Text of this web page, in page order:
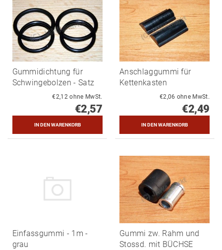
Gummidichtung für
Schwingebolzen - Satz
€2,12 ohne MwSt.
€2,57
Anschlaggummi für
Kettenkasten
€2,06 ohne MwSt.
€2,49
Einfassgummi - 1m -
grau
Gummi zw. Rahm und
Stossd. mit BÜCHSE